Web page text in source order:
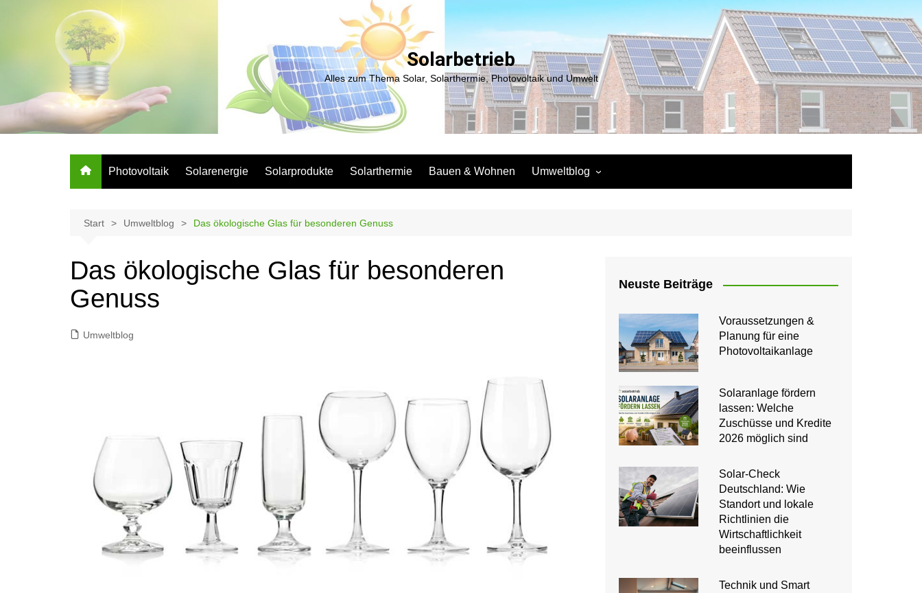
Solarbetrieb
Alles zum Thema Solar, Solarthermie, Photovoltaik und Umwelt
Photovoltaik Solarenergie Solarprodukte Solarthermie Bauen & Wohnen Umweltblog
Start Umweltblog Das ökologische Glas für besonderen Genuss
Das ökologische Glas für besonderen
Genuss
Umweltblog
Neuste Beiträge
Voraussetzungen &
Planung für eine
Photovoltaikanlage
Solaranlage fördern
lassen: Welche
Zuschüsse und Kredite
2026 möglich sind
Solar-Check
Deutschland: Wie
Standort und lokale
Richtlinien die
Wirtschaftlichkeit
beeinflussen
Technik und Smart